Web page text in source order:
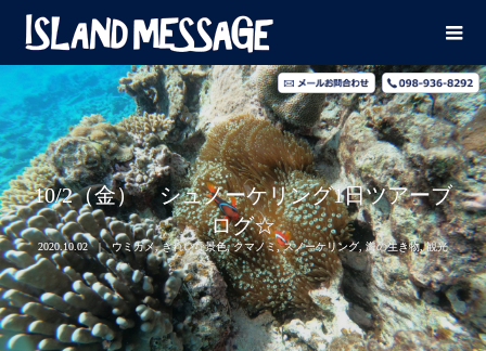
10/2（金） シュノーケリング1日ツアーブ
ログ☆
2020.10.02 ウミガメ,きれいな景色,クマノミ,スノーケリング 海の生き物,観光